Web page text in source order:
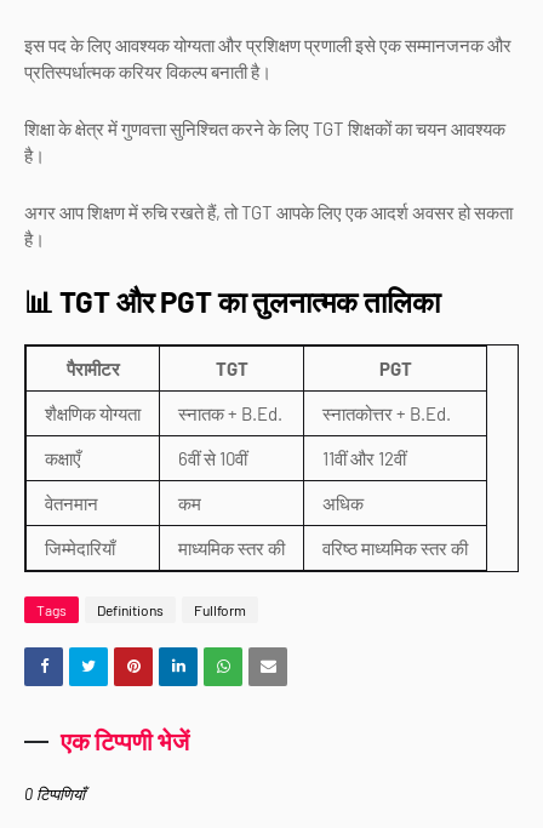
इस पद के लिए आवश्यक योग्यता और प्रशिक्षण प्रणाली इसे एक सम्मानजनक और
प्रतिस्पर्धात्मक करियर विकल्प बनाती है।
शिक्षा के क्षेत्र में गुणवत्ता सुनिश्चित करने के लिए TGT शिक्षकों का चयन आवश्यक
है।
अगर आप शिक्षण में रुचि रखते हैं, तो TGT आपके लिए एक आदर्श अवसर हो सकता
है।
📊 TGT और PGT का तुलनात्मक तालिका
पैरामीटर TGT PGT
शैक्षणिक योग्यता स्नातक + B.Ed. स्नातकोत्तर + B.Ed.
कक्षाएँ 6वीं से 10वीं 11वीं और 12वीं
वेतनमान कम अधिक
जिम्मेदारियाँ माध्यमिक स्तर की वरिष्ठ माध्यमिक स्तर की
Tags Definitions Fullform
एक टिप्पणी भेजें
0 टिप्पणियाँ